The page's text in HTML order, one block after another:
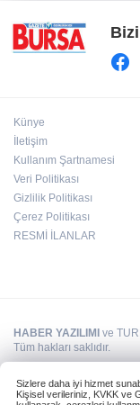
Künye
İletişim
Kullanım Şartnamesi
Veri Politikası
Gizlilik Politikası
Çerez Politikası
RESMİ İLANLAR
HABER YAZILIMI ve
Tüm hakları saklıdır.
Sizlere daha iyi hizmet
Kişisel verileriniz, KVKK ve